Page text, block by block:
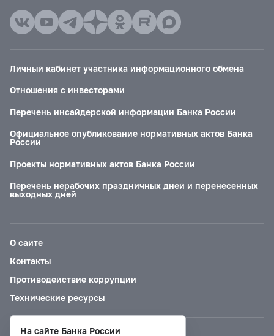
Личный кабинет участника информационного обмена
Отношения с инвесторами
Перечень инсайдерской информации Банка России
Официальное опубликование нормативных актов Банка
России
Проекты нормативных актов Банка России
Перечень нерабочих праздничных дней и перенесенных
выходных дней
О сайте
Контакты
Противодействие коррупции
Технические ресурсы
На сайте Банка России